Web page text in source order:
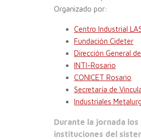
Organizado por:
Centro Industrial
Fundación Cideter
Dirección General
INTI-Rosario
CONICET Rosario
Secretaría de
Industriales
Durante la jornada los
instituciones del